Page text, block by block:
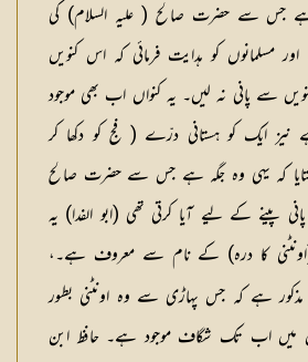
ہے جس سے حضرت صالح ( علیہ السلام) کی
اور مسلمانوں کو ہدایت فرمائی کہ اس کنویں
سے پانی نہ لیں۔ یہ کنواں اب بھی موجود
ایک کو ہستانی درّے ( فج کو دکھا کر
کہ یہی وہ جگہ ہے جس سے حضرت صالح
پینے کے لیے آیا کرتی تھی (ابو الفدا) یہ
کا درہ) کے نام سے معروف ہے۔،
ہے کہ جس پہاڑی سے وہ اونٹنی بطور
اس میں اب تک شگاف موجود ہے۔ حافظ ابن